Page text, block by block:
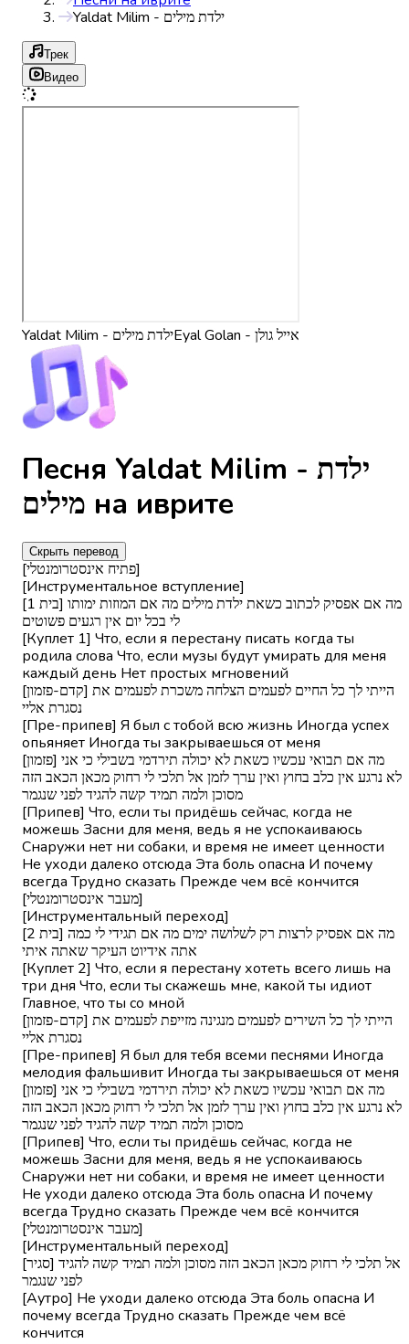
Yaldat Milim - ילדת מילים
Трек
Видео
Yaldat Milim - ילדת מילים Eyal Golan - אייל גולן
Песня Yaldat Milim - ילדת
מילים на иврите
Скрыть перевод
[פתיח אינסטרומנטלי]
[Инструментальное вступление]
[בית 1] מה אם אפסיק לכתוב כשאת ילדת מילים מה אם המוזות ימותו
לי בכל יום אין רגעים פשוטים
[Куплет 1] Что, если я перестану писать когда ты
родила слова Что, если музы будут умирать для меня
каждый день Нет простых мгновений
[קדם-פזמון] הייתי לך כל החיים לפעמים הצלחה משכרת לפעמים את
נסגרת אליי
[Пре-припев] Я был с тобой всю жизнь Иногда успех
опьяняет Иногда ты закрываешься от меня
[פזמון] מה אם תבואי עכשיו כשאת לא יכולה תירדמי בשבילי כי אני
לא נרגע אין כלב בחוץ ואין ערך לזמן אל תלכי לי רחוק מכאן הכאב הזה
מסוכן ולמה תמיד קשה להגיד לפני שנגמר
[Припев] Что, если ты придёшь сейчас, когда не
можешь Засни для меня, ведь я не успокаиваюсь
Снаружи нет ни собаки, и время не имеет ценности
Не уходи далеко отсюда Эта боль опасна И почему
всегда Трудно сказать Прежде чем всё кончится
[מעבר אינסטרומנטלי]
[Инструментальный переход]
[בית 2] מה אם אפסיק לרצות רק לשלושה ימים מה אם תגידי לי כמה
אתה אידיוט העיקר שאתה איתי
[Куплет 2] Что, если я перестану хотеть всего лишь на
три дня Что, если ты скажешь мне, какой ты идиот
Главное, что ты со мной
[קדם-פזמון] הייתי לך כל השירים לפעמים מנגינה מזייפת לפעמים את
נסגרת אליי
[Пре-припев] Я был для тебя всеми песнями Иногда
мелодия фальшивит Иногда ты закрываешься от меня
[פזמון] מה אם תבואי עכשיו כשאת לא יכולה תירדמי בשבילי כי אני
לא נרגע אין כלב בחוץ ואין ערך לזמן אל תלכי לי רחוק מכאן הכאב הזה
מסוכן ולמה תמיד קשה להגיד לפני שנגמר
[Припев] Что, если ты придёшь сейчас, когда не
можешь Засни для меня, ведь я не успокаиваюсь
Снаружи нет ни собаки, и время не имеет ценности
Не уходи далеко отсюда Эта боль опасна И почему
всегда Трудно сказать Прежде чем всё кончится
[מעבר אינסטרומנטלי]
[Инструментальный переход]
[סגיר] אל תלכי לי רחוק מכאן הכאב הזה מסוכן ולמה תמיד קשה להגיד
לפני שנגמר
[Аутро] Не уходи далеко отсюда Эта боль опасна И
почему всегда Трудно сказать Прежде чем всё
кончится